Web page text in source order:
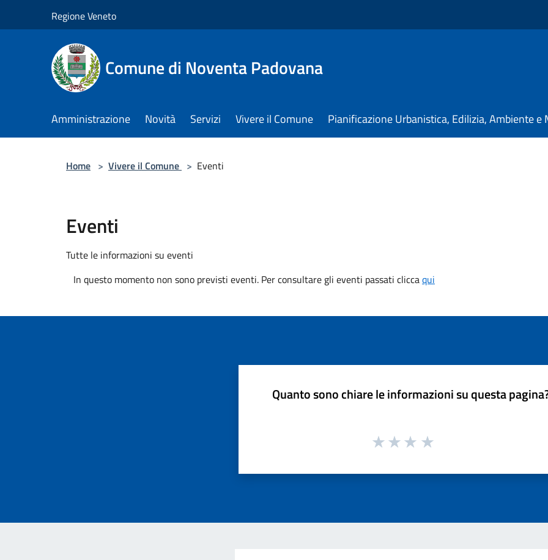
Regione Veneto
Comune di Noventa Padovana
Amministrazione Novità Servizi Vivere il Comune Pianificazione Urbanistica, Edilizia, Ambiente
Home > Vivere il Comune > Eventi
Eventi
Tutte le informazioni su eventi
In questo momento non sono previsti eventi. Per consultare gli eventi passati cliccaqui
Quanto sono chiare le informazioni su questa